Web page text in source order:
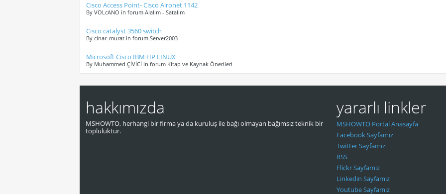
Cisco Access Point- Cisco Aironet 1142
By VOLcANO in forum Alalım - Satalım
Cisco catalyst 3560 switch
By cinar_murat in forum Server2003
Microsoft Cisco IBM HP LİNUX
By Muhammed ÇİVİCİ in forum Kitap ve Kaynak Önerileri
hakkımızda
MSHOWTO, herhangi bir firma ya da kuruluş ile bağı olmayan bağımsız teknik bir
topluluktur.
yararlı linkler
MSHOWTO Portal Anasayfa
Facebook Sayfamız
Twitter Sayfamız
RSS
Flickr Sayfamız
Linkedin Sayfamız
Youtube Sayfamız